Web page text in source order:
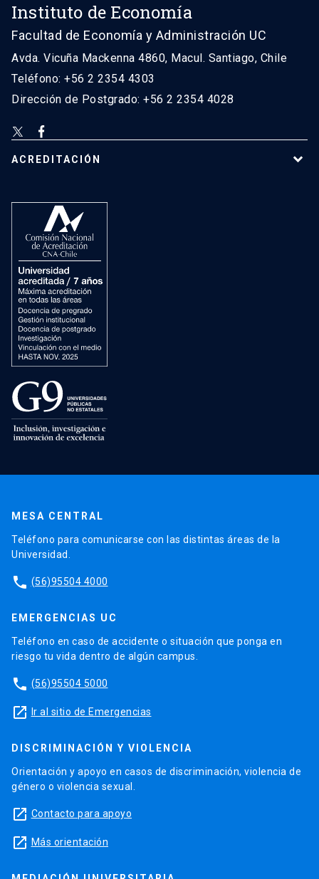
Instituto de Economía
Facultad de Economía y Administración UC
Avda. Vicuña Mackenna 4860, Macul. Santiago, Chile
Teléfono: +56 2 2354 4303
Dirección de Postgrado: +56 2 2354 4028
ACREDITACIÓN
MESA CENTRAL
Teléfono para comunicarse con las distintas áreas de la
Universidad.
phone (56)95504 4000
EMERGENCIAS UC
Teléfono en caso de accidente o situación que ponga en
riesgo tu vida dentro de algún campus.
phone (56)95504 5000
launch Ir al sitio de Emergencias
DISCRIMINACIÓN Y VIOLENCIA
Orientación y apoyo en casos de discriminación, violencia de
género o violencia sexual.
launch Contacto para apoyo
launch Más orientación